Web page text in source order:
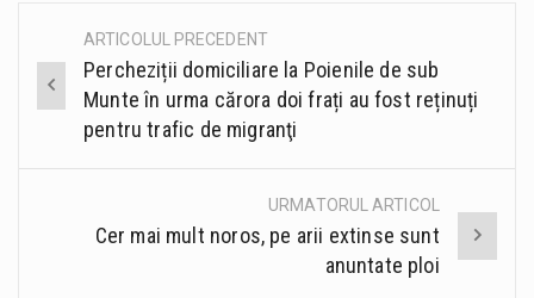
Post
navigation
ARTICOLUL PRECEDENT
Percheziții domiciliare la Poienile de sub
Munte în urma cărora doi frați au fost reținuți
pentru trafic de migranţi
URMATORUL ARTICOL
Cer mai mult noros, pe arii extinse sunt
anuntate ploi